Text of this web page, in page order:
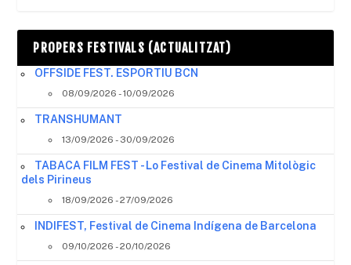
PROPERS FESTIVALS (ACTUALITZAT)
OFFSIDE FEST. ESPORTIU BCN
08/09/2026 - 10/09/2026
TRANSHUMANT
13/09/2026 - 30/09/2026
TABACA FILM FEST - Lo Festival de Cinema Mitològic
dels Pirineus
18/09/2026 - 27/09/2026
INDIFEST, Festival de Cinema Indígena de Barcelona
09/10/2026 - 20/10/2026